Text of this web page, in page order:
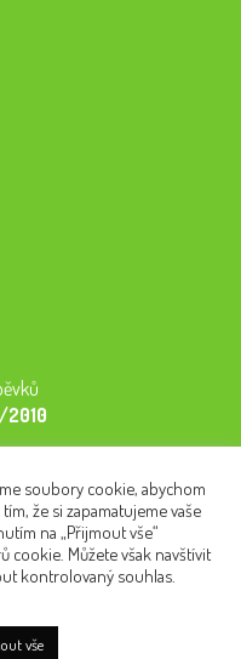
WC kartu. Z peněz
soubory cookie, abychom
že si zapamatujeme vaše
na „Přijmout vše“
cookie. Můžete však navštívit
kontrolovaný souhlas.
vše